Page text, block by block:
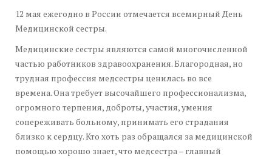
12 мая ежегодно в России отмечается всемирный День
Медицинской сестры.
Медицинские сестры являются самой многочисленной
частью работников здравоохранения. Благородная, но
трудная профессия медсестры ценилась во все
времена. Она требует высочайшего профессионализма,
огромного терпения, доброты, участия, умения
сопереживать больному, принимать его страдания
близко к сердцу. Кто хоть раз обращался за медицинской
помощью хорошо знает, что медсестра – главный